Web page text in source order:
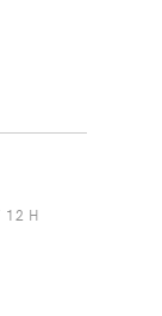
12 H